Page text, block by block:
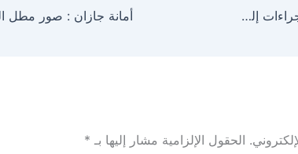
الخارجية الأمريكية تعلن بدء إجراءات إلغاء تصنيف سوريا دولةً راعيةً للإرهاب
الحقول الإلزامية مشار إليها بـ *